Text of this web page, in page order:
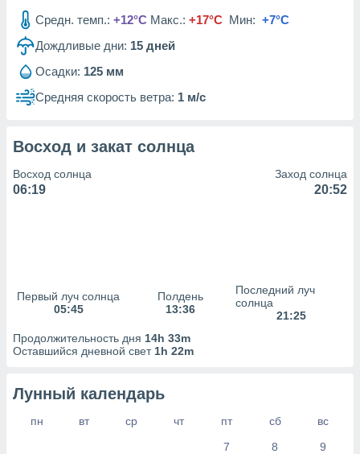
рекламы
сведения
Средн. темп.: +12°C Макс.: +17°C Мин: +7°C
Дождливые дни: 15 дней
Осадки: 125 мм
Средняя скорость ветра: 1 м/с
Восход и закат солнца
Восход солнца
06:19
Заход солнца
20:52
Первый луч солнца
05:45
Полдень
13:36
Последний луч
солнца
21:25
Продолжительность дня 14h 33m
Оставшийся дневной свет 1h 22m
Лунный календарь
пн вт ср чт пт сб
вс
7
8 9